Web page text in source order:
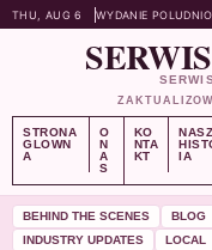
THU, AUG 6 WYDANIE
STRONA
GLOWN
A
O
N
A
S
KO
NTA
KT
IA
BEHIND THE SCENES BLOG
INDUSTRY UPDATES
LOCAL